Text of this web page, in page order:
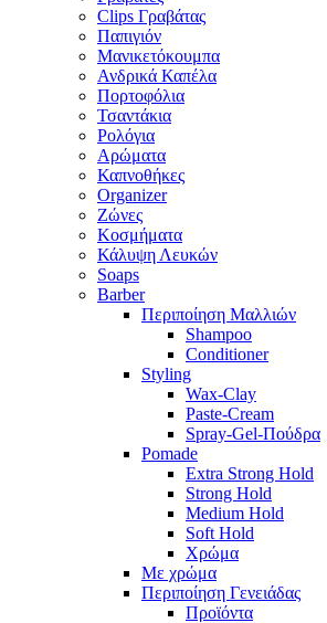
Clips Γραβάτας
Παπιγιόν
Μανικετόκουμπα
Ανδρικά Καπέλα
Πορτοφόλια
Τσαντάκια
Ρολόγια
Αρώματα
Καπνοθήκες
Organizer
Ζώνες
Κοσμήματα
Κάλυψη Λευκών
Soaps
Barber
Περιποίηση Μαλλιών
Shampoo
Conditioner
Styling
Wax-Clay
Paste-Cream
Spray-Gel-Πούδρα
Pomade
Extra Strong Hold
Strong Hold
Medium Hold
Soft Hold
Χρώμα
Με χρώμα
Περιποίηση Γενειάδας
Προϊόντα